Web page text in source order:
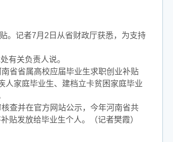
。记者7月2日从省财政厅获悉，为支持
有关负责人说。
省省属高校应届毕业生求职创业补贴
人家庭毕业生、建档立卡贫困家庭毕业
查并在官方网站公示，今年河南省共
贴发放给毕业生个人。（记者樊霞）